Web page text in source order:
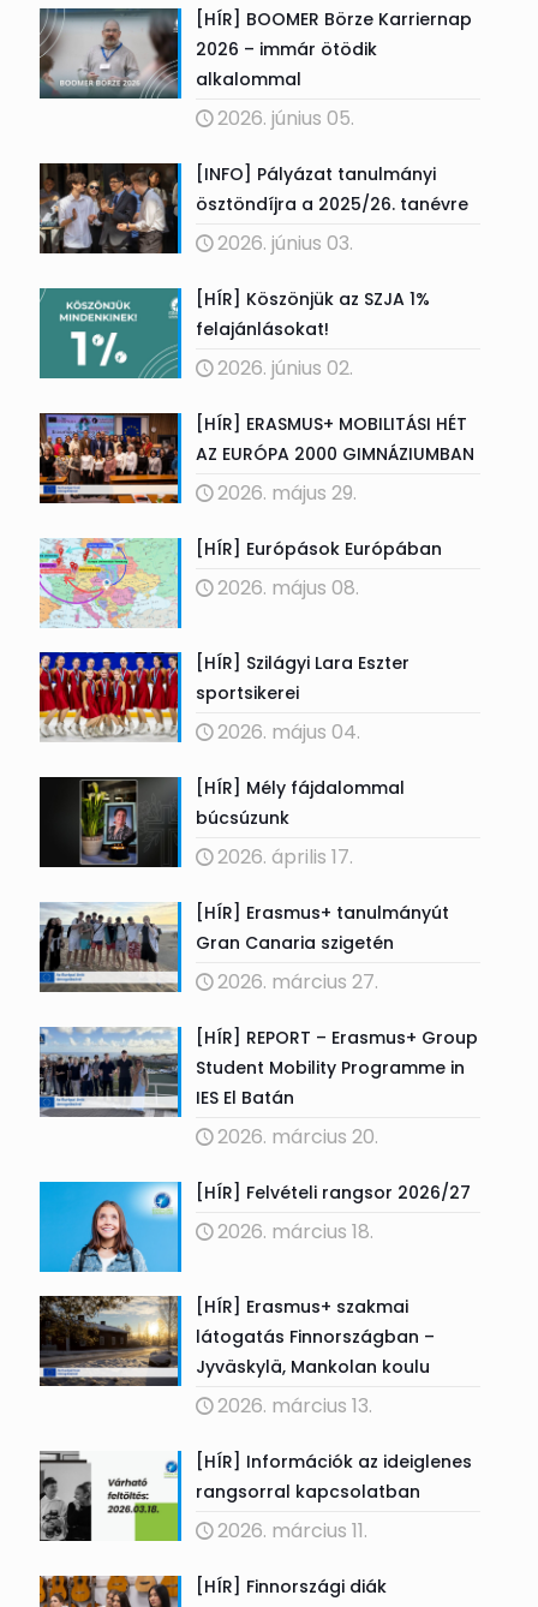
[HÍR] BOOMER Börze Karriernap
2026 – immár ötödik
alkalommal
2026. június 05.
[INFO] Pályázat tanulmányi
ösztöndíjra a 2025/26. tanévre
2026. június 03.
[HÍR] Köszönjük az SZJA 1%
felajánlásokat!
2026. június 02.
[HÍR] ERASMUS+ MOBILITÁSI HÉT
AZ EURÓPA 2000 GIMNÁZIUMBAN
2026. május 29.
[HÍR] Európások Európában
2026. május 08.
[HÍR] Szilágyi Lara Eszter
sportsikerei
2026. május 04.
[HÍR] Mély fájdalommal
búcsúzunk
2026. április 17.
[HÍR] Erasmus+ tanulmányút
Gran Canaria szigetén
2026. március 27.
[HÍR] REPORT – Erasmus+ Group
Student Mobility Programme in
IES El Batán
2026. március 20.
[HÍR] Felvételi rangsor 2026/27
2026. március 18.
[HÍR] Erasmus+ szakmai
látogatás Finnországban –
Jyväskylä, Mankolan koulu
2026. március 13.
[HÍR] Információk az ideiglenes
rangsorral kapcsolatban
2026. március 11.
[HÍR] Finnországi diák